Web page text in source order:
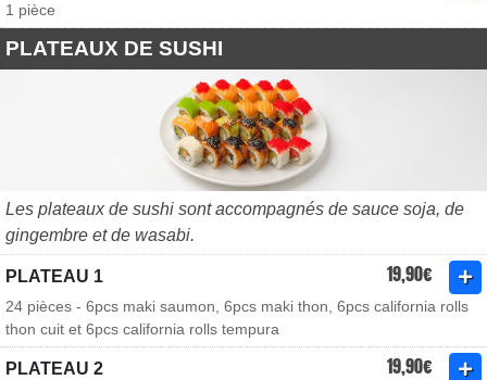
1 pièce
PLATEAUX DE SUSHI
Les plateaux de sushi sont accompagnés de sauce soja, de
gingembre et de wasabi.
PLATEAU 1 19,90€
24 pièces - 6pcs maki saumon, 6pcs maki thon, 6pcs california rolls
thon cuit et 6pcs california rolls tempura
PLATEAU 2 19,90€